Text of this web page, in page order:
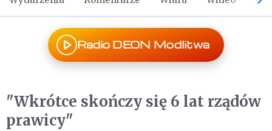
Radio DEON Modlitwa
"Wkrótce skończy się 6 lat rządów
prawicy"